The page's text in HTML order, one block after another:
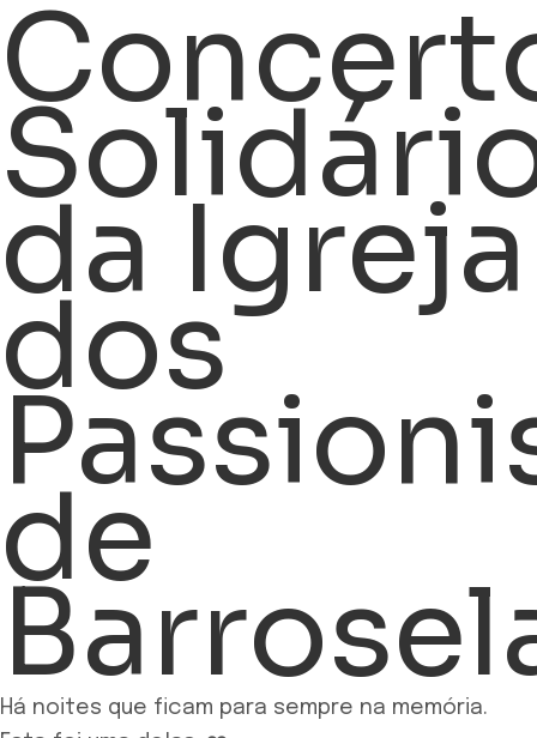
da Igreja
dos
de
Há noites que ficam para sempre na memória.